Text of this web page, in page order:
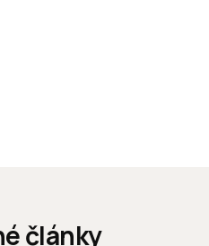
články